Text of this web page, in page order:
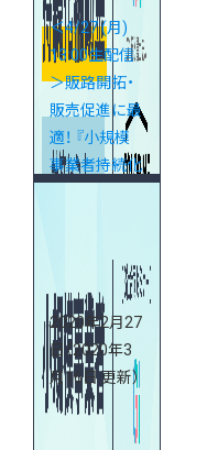
＜4/27 (月)
13:00生配信
＞販路開拓・
販売促進に最
適！ 『小規模
事業者持続化
2020年2月27
日 （2020年3
月16日 更新）